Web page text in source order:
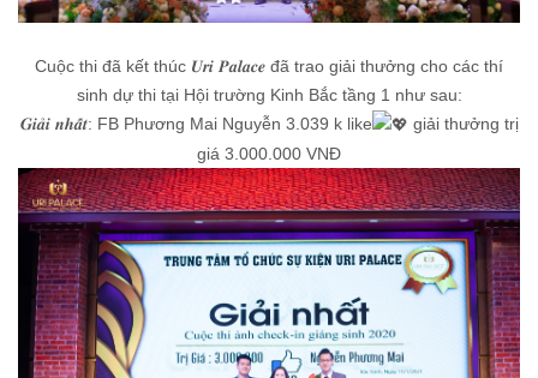
Cuộc thi đã kết thúc 𝑼𝒓𝒊 𝑷𝒂𝒍𝒂𝒄𝒆 đã trao giải thưởng cho các thí
sinh dự thi tại Hội trường Kinh Bắc tầng 1 như sau:
𝑮𝒊𝒂̉𝒊 𝒏𝒉𝒂̂́𝒕: FB Phương Mai Nguyễn 3.039 k like
giải thưởng trị
giá 3.000.000 VNĐ